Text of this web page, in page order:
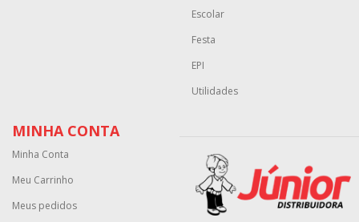
Escolar
Festa
EPI
Utilidades
MINHA CONTA
Minha Conta
Meu Carrinho
Meus pedidos